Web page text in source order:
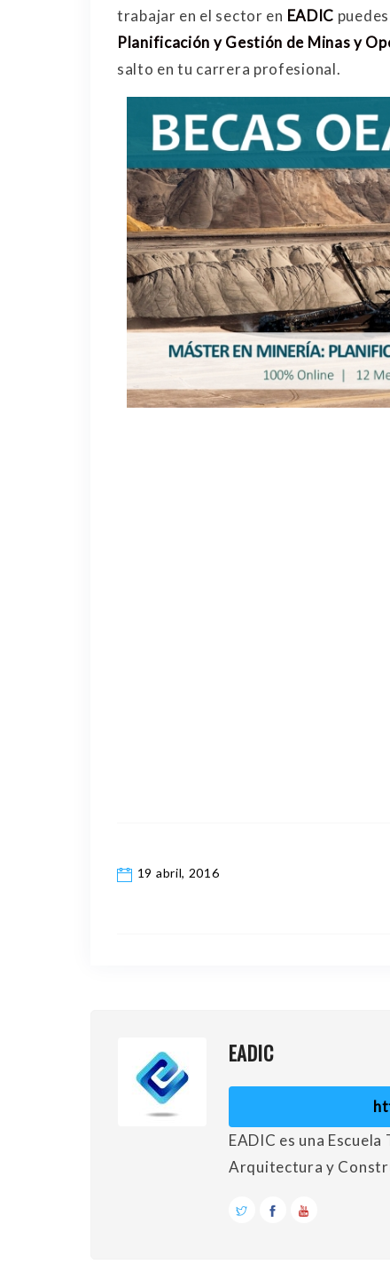
trabajar en el sector en EADIC
Planificación y Gestión de Minas y
salto en tu carrera profesional.
19 abril, 2016
EADIC
EADIC es una
Arquitectura y